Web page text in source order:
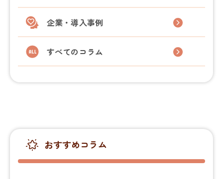
企業・導入事例
すべてのコラム
おすすめコラム